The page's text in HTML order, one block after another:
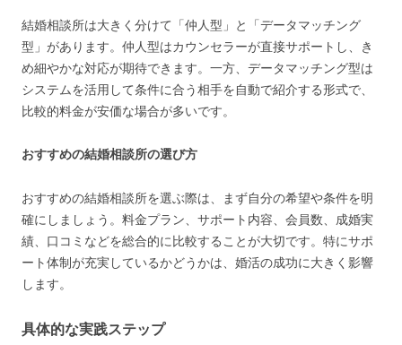
結婚相談所は大きく分けて「仲人型」と「データマッチング
型」があります。仲人型はカウンセラーが直接サポートし、き
め細やかな対応が期待できます。一方、データマッチング型は
システムを活用して条件に合う相手を自動で紹介する形式で、
比較的料金が安価な場合が多いです。
おすすめの結婚相談所の選び方
おすすめの結婚相談所を選ぶ際は、まず自分の希望や条件を明
確にしましょう。料金プラン、サポート内容、会員数、成婚実
績、口コミなどを総合的に比較することが大切です。特にサポ
ート体制が充実しているかどうかは、婚活の成功に大きく影響
します。
具体的な実践ステップ